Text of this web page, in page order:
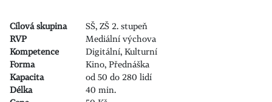
Cílová skupina
SŠ, ZŠ 2. stupeň
RVP
Mediální výchova
Kompetence
Digitální, Kulturní
Forma
Kino, Přednáška
Kapacita
od 50 do 280 lidí
Délka
40 min.